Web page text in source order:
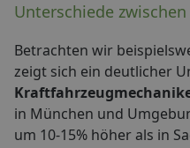
Unterschiede
Betrachten wir
zeigt sich ein deutlicher
in München und
um 10-15% höher als in